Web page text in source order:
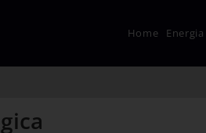
Home Energia